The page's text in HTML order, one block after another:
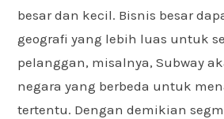
besar dan kecil. Bisnis besar
geografi yang lebih luas untuk
pelanggan, misalnya, Subway
negara yang berbeda untuk
tertentu. Dengan demikian